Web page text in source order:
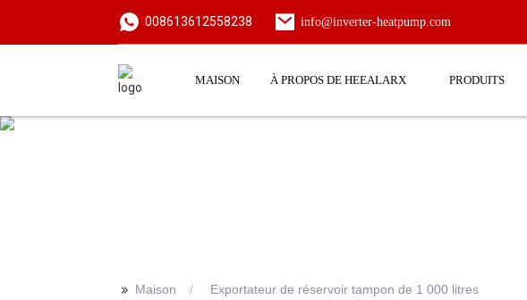
008613612558238 info@inverter-heatpump.com
MAISON À PROPOS DE HEEALARX PRODUITS
>> Maison Exportateur de réservoir tampon de 1 000 litres